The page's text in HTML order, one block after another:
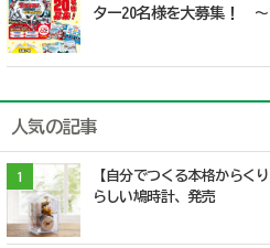
ター20名様を大募集！
人気の記事
1
【自分でつくる本格からく
らしい鳩時計、発売